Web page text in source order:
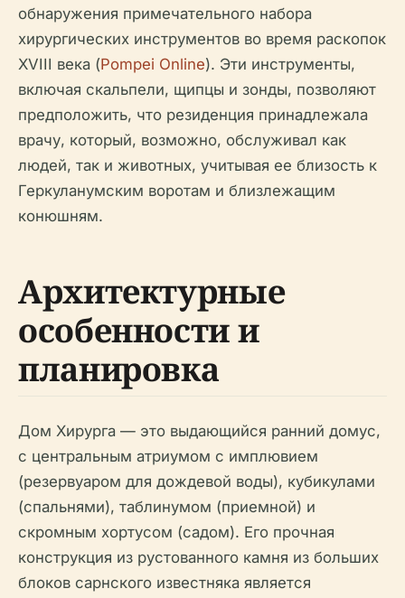
обнаружения примечательного набора
хирургических инструментов во время раскопок
XVIII века (Pompei Online). Эти инструменты,
включая скальпели, щипцы и зонды, позволяют
предположить, что резиденция принадлежала
врачу, который, возможно, обслуживал как
людей, так и животных, учитывая ее близость к
Геркуланумским воротам и близлежащим
конюшням.
Архитектурные
особенности и
планировка
Дом Хирурга — это выдающийся ранний домус,
с центральным атриумом с имплювием
(резервуаром для дождевой воды), кубикулами
(спальнями), таблинумом (приемной) и
скромным хортусом (садом). Его прочная
конструкция из рустованного камня из больших
блоков сарнского известняка является